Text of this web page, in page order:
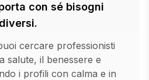
con sé bisogni
diversi.
cercare professionisti
salute, il benessere e
i profili con calma e in